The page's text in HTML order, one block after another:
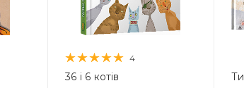
4
36 і 6 котів